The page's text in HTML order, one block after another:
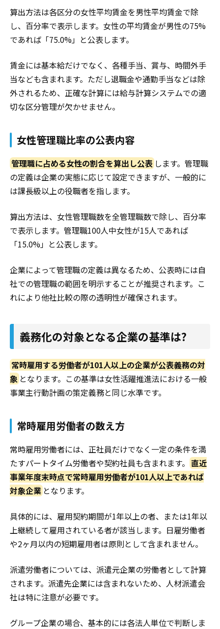
算出方法は各区分の女性平均賃金を男性平均賃金で除
し、百分率で表示します。女性の平均賃金が男性の75%
であれば「75.0%」と公表します。
賃金には基本給だけでなく、各種手当、賞与、時間外手
当なども含まれます。ただし退職金や通勤手当などは除
外されるため、正確な計算には給与計算システムでの適
切な区分管理が欠かせません。
女性管理職比率の公表内容
管理職に占める女性の割合を算出し公表 します。管理職
の定義は企業の実態に応じて設定できますが、一般的に
は課長級以上の役職者を指します。
算出方法は、女性管理職数を全管理職数で除し、百分率
で表示します。管理職100人中女性が15人であれば
「15.0%」と公表します。
企業によって管理職の定義は異なるため、公表時には自
社での管理職の範囲を明示することが推奨されます。こ
れにより他社比較の際の透明性が確保されます。
義務化の対象となる企業の基準は?
常時雇用する労働者が101人以上の企業が公表義務の対
象 となります。この基準は女性活躍推進法における一般
事業主行動計画の策定義務と同じ水準です。
常時雇用労働者の数え方
常時雇用労働者には、正社員だけでなく一定の条件を満
たすパートタイム労働者や契約社員も含まれます。 直近
事業年度末時点で常時雇用労働者が101人以上であれば
対象企業 となります。
具体的には、雇用契約期間が1年以上の者、または1年以
上継続して雇用されている者が該当します。日雇労働者
や2ヶ月以内の短期雇用者は原則として含まれません。
派遣労働者については、派遣元企業の労働者として計算
されます。派遣先企業には含まれないため、人材派遣会
社は特に注意が必要です。
グループ企業の場合、基本的には各法人単位で判断しま